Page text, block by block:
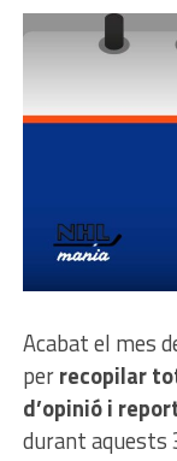
Acabat el mes
perrecopilar
d’opinió i
durant aquests